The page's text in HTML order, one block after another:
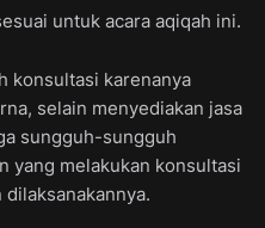
untuk acara aqiqah ini.
konsultasi karenanya
selain menyediakan jasa
sungguh-sungguh
yang melakukan konsultasi